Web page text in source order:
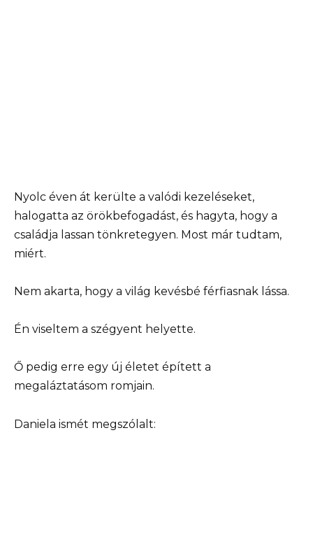
Nyolc éven át kerülte a valódi kezeléseket,
halogatta az örökbefogadást, és hagyta, hogy a
családja lassan tönkretegyen. Most már tudtam,
miért.
Nem akarta, hogy a világ kevésbé férfiasnak lássa.
Én viseltem a szégyent helyette.
Ő pedig erre egy új életet épített a
megaláztatásom romjain.
Daniela ismét megszólalt: